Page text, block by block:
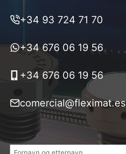
+34 93 724 71 70
+34 676 06 19 56
+34 676 06 19 56
comercial@fleximat.es